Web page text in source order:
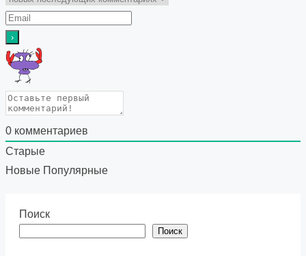
0 комментариев
Старые
Новые Популярные
Поиск
Поиск